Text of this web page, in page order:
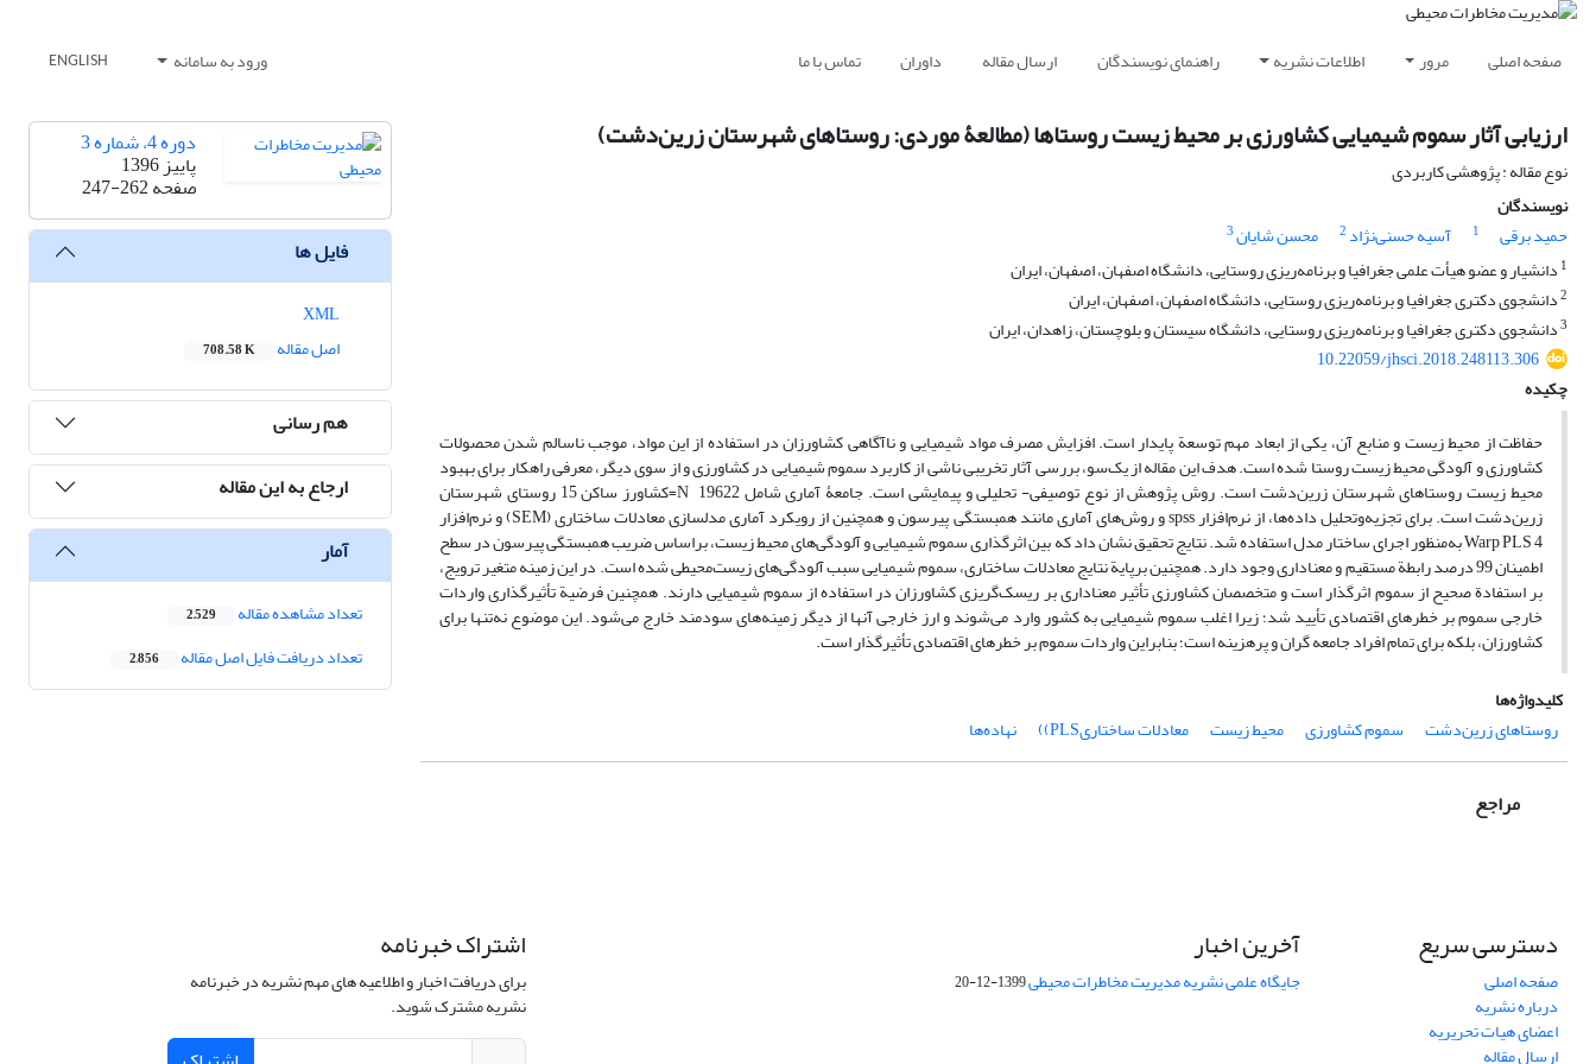
صفحه اصلی مرور اطلاعات نشریه راهنمای نویسندگان ارسال مقاله داوران تماس با ما ورود به سامانه ENGLISH
ارزیابی آثار سموم شیمیایی کشاورزی بر محیط زیست روستاها (مطالعۀ موردی: روستاهای شهرستان زرین‌دشت)
نوع مقاله : پژوهشی کاربردی
نویسندگان
حمید برقی
1 آسیه حسنی‌نژاد 2 محسن شایان3
1 دانشیار و عضو هیأت علمی جغرافیا و برنامه‌ریزی روستایی‌، دانشگاه اصفهان، اصفهان، ایران
2دانشجوی دکتری جغرافیا و برنامه‌ریزی روستایی، دانشگاه اصفهان، اصفهان، ایران
3دانشجوی دکتری جغرافیا و برنامه‌ریزی روستایی، دانشگاه سیستان و بلوچستان، زاهدان، ایران
10.22059/jhsci.2018.248113.306
چکیده
حفاظت از محیط زیست و منابع آن، یکی از ابعاد مهم توسعة پایدار است. افزایش مصرف مواد شیمیایی و ناآگاهی کشاورزان در استفاده از این مواد، موجب ناسالم شدن محصولات
کشاورزی و آلودگی محیط زیست روستا شده است. هدف این مقاله از یک‌‌سو، بررسی آثار تخریبی ناشی از کاربرد سموم شیمیایی در کشاورزی و از سوی دیگر، معرفی راهکار برای بهبود
محیط زیست روستاهای شهرستان زرین‌دشت است. روش پژوهش از نوع توصیفی- تحلیلی و پیمایشی است. جامعۀ آماری شامل 19622 N=کشاورز ساکن 15 روستای شهرستان
زرین‌دشت است‌. برای تجزیه‌و‌تحلیل داده‌ها، از نرم‌افزار spss و روش‌های آماری مانند همبستگی پیرسون و همچنین از رویکرد آماری مدلسازی معادلات ساختاری (SEM) و نرم‌افزار
Warp PLS 4 به‌منظور اجرای ساختار مدل استفاده شد. نتایج تحقیق نشان داد که بین اثرگذاری سموم شیمیایی و آلودگی‌های محیط زیست، براساس ضریب همبستگی پیرسون در سطح
اطمینان 99 درصد رابطة مستقیم و معناداری وجود دارد. همچنین برپایة نتایج معادلات ساختاری، سموم شیمیایی سبب آلودگی‌های زیست‌محیطی شده است. در این زمینه متغیر ترویج،
بر استفادة صحیح از سموم اثرگذار است و متخصصان کشاورزی تأثیر معناداری بر ریسک‌گریزی کشاورزان در استفاده از سموم شیمیایی دارند. همچنین فرضیة تأثیرگذاری واردات
خارجی سموم بر خطرهای اقتصادی تأیید شد؛ زیرا اغلب سموم شیمیایی به کشور وارد می‌شوند و ارز خارجی آنها از دیگر زمینه‌های سودمند خارج می‌شود. این موضوع نه‌تنها برای
کشاورزان، بلکه برای تمام افراد جامعه گران و پر‌هزینه است؛ بنابراین واردات سموم بر خطرهای اقتصادی تأثیر‌گذار است.
کلیدواژه‌ها
روستاهای زرین‌دشت
سموم کشاورزی محیط زیست ‌معادلات ساختاریPLS)) نهاده‌ها
مراجع
دوره 4، شماره 3
پاییز 1396
صفحه247-262
فایل ها
اصل مقاله
708.58 K
هم رسانی
ارجاع به این مقاله
آمار
تعداد مشاهده مقاله 2,529
تعداد دریافت فایل اصل مقاله 2,856
دسترسی سریع
صفحه اصلی
درباره نشریه
اعضای هیات تحریریه
ارسال مقاله
آخرین اخبار
جایگاه علمی نشریه مدیریت مخاطرات محیطی1399-12-20
اشتراک خبرنامه
برای دریافت اخبار و اطلاعیه های مهم نشریه در خبرنامه
نشریه مشترک شوید.